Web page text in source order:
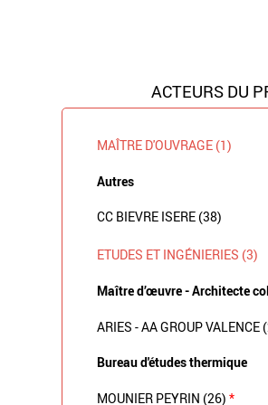
ACTEURS DU
MAÎTRE D'OUVRAGE (1)
Autres
CC BIEVRE ISERE (38)
ETUDES ET INGÉNIERIES (3)
Maître d’œuvre - Architecte
ARIES - AA GROUP VALENCE
Bureau d'études thermique
MOUNIER PEYRIN (26) *